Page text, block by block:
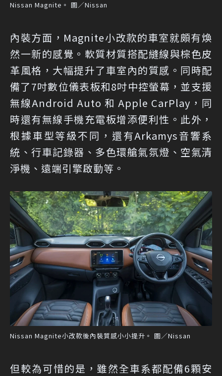
Nissan Magnite。 圖／Nissan
內裝方面，Magnite小改款的車室就頗有煥
然一新的感覺。軟質材質搭配縫線與棕色皮
革風格，大幅提升了車室內的質感。同時配
備了7吋數位儀表板和8吋中控螢幕，並支援
無線Android Auto 和 Apple CarPlay，同
時還有無線手機充電板增添便利性。此外，
根據車型等級不同，還有Arkamys音響系
統、行車記錄器、多色環艙氣氛燈、空氣清
淨機、遠端引擎啟動等。
Nissan Magnite小改款後內裝質感小小提升。 圖／Nissan
但較為可惜的是，雖然全車系都配備6顆安